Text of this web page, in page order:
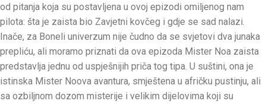
od pitanja koja su postavljena u ovoj epizodi omiljenog nam
pilota: šta je zaista bio Zavjetni kovčeg i gdje se sad nalazi.
Inače, za Boneli univerzum nije čudno da se svjetovi dva junaka
prepliću, ali moramo priznati da ova epizoda Mister Noa zaista
predstavlja jednu od uspješnijih priča tog tipa. U suštini, ona je
istinska Mister Noova avantura, smještena u afričku pustinju, ali
sa ozbiljnom dozom misterije i velikim dijelovima koji su